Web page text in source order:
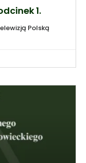
1.
Polską